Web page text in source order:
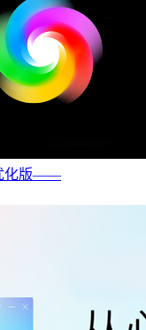
化版——